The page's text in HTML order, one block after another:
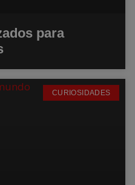
para
CURIOSIDADES